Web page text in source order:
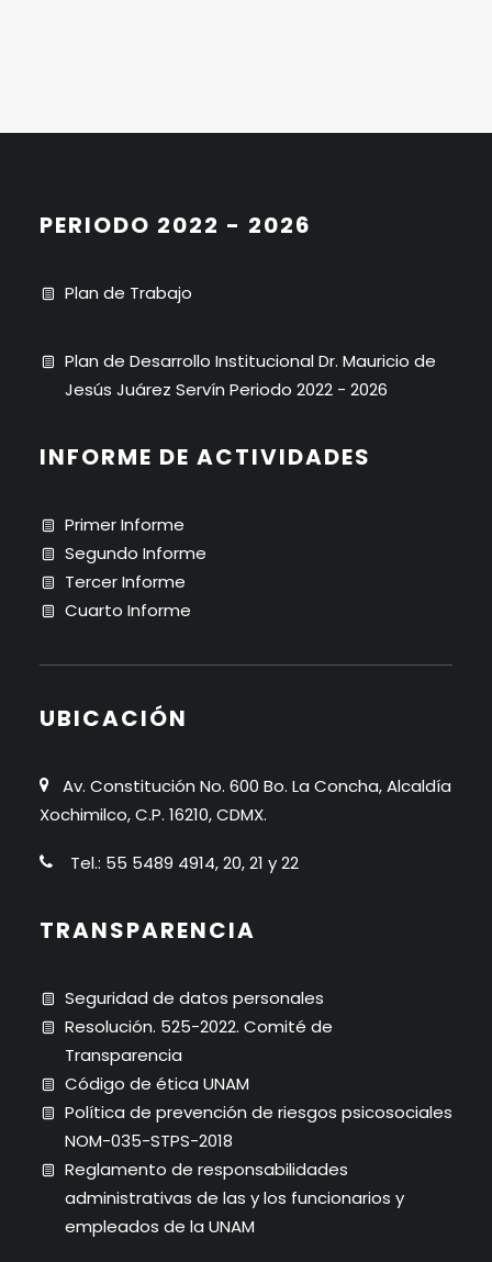
PERIODO 2022 - 2026
Plan de Trabajo
Plan de Desarrollo Institucional Dr. Mauricio de
Jesús Juárez Servín Periodo 2022 - 2026
INFORME DE ACTIVIDADES
Primer Informe
Segundo Informe
Tercer Informe
Cuarto Informe
UBICACIÓN
Av. Constitución No. 600 Bo. La Concha, Alcaldía
Xochimilco, C.P. 16210, CDMX.
Tel.: 55 5489 4914, 20, 21 y 22
TRANSPARENCIA
Seguridad de datos personales
Resolución. 525-2022. Comité de
Transparencia
Código de ética UNAM
Política de prevención de riesgos psicosociales
NOM-035-STPS-2018
Reglamento de responsabilidades
administrativas de las y los funcionarios y
empleados de la UNAM